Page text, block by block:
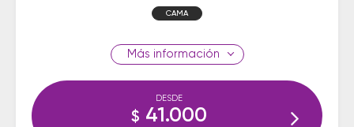
CAMA
información
DESDE
$ 41.000